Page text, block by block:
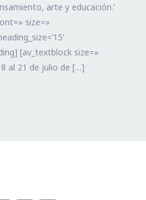
arte y educación.’
size=»
[av_textblock size=»
al 21 de julio de […]